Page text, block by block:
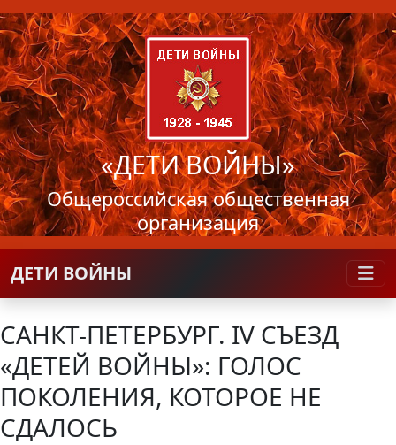
«ДЕТИ ВОЙНЫ»
Общероссийская общественная
организация
ДЕТИ ВОЙНЫ
САНКТ-ПЕТЕРБУРГ. IV СЪЕЗД
«ДЕТЕЙ ВОЙНЫ»: ГОЛОС
ПОКОЛЕНИЯ, КОТОРОЕ НЕ
СДАЛОСЬ